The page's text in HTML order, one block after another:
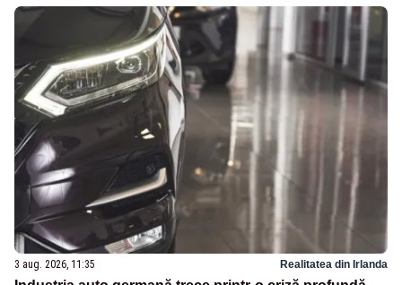
3 aug. 2026, 11:35 Realitatea din Irlanda